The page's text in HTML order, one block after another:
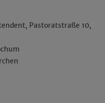
Pastoratstraße 10,